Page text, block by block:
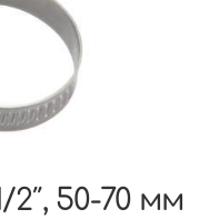
2″, 50-70 мм